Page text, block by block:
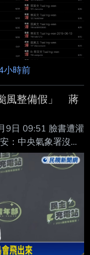
小時前
風整備假」 蔣
9日 09:51 臉書遭灌
：中央氣象署沒發
導 中度颱風白海
其外圍環流仍明顯
9日）上午8時30
安受訪回應，氣象
，昨天經過4市討
根據評估，也許到
灣北部上方，再往
安今日上午主持白